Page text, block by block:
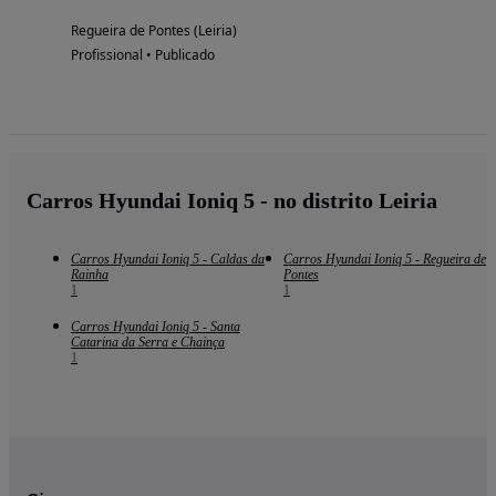
Regueira de Pontes (Leiria)
Profissional • Publicado
Carros Hyundai Ioniq 5 - no distrito Leiria
Carros Hyundai Ioniq 5 - Caldas da
Rainha
1
Carros Hyundai Ioniq 5 - Regueira de
Pontes
1
Carros Hyundai Ioniq 5 - Santa
Catarina da Serra e Chainça
1